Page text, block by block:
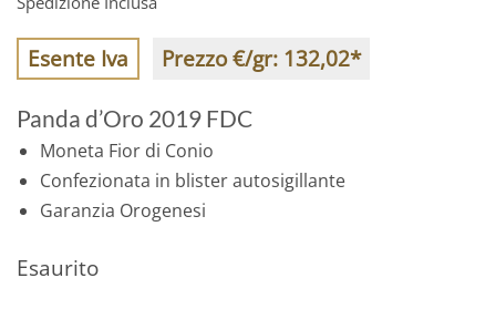
Esente Iva Prezzo €/gr: 132,02*
Panda d’Oro 2019 FDC
Moneta Fior di Conio
Confezionata in blister autosigillante
Garanzia Orogenesi
Esaurito